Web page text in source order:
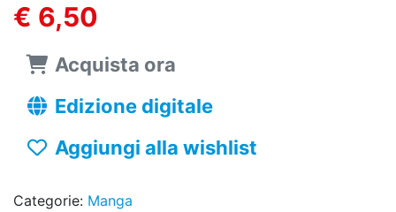
€ 6,50
Acquista ora
Edizione digitale
Aggiungi alla wishlist
Categorie: Manga